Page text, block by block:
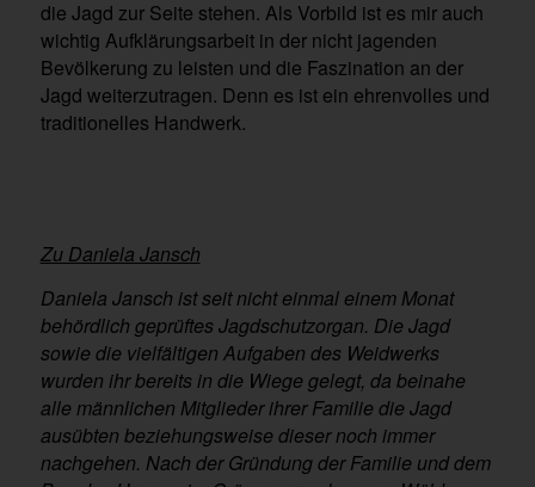
die Jagd zur Seite stehen. Als Vorbild ist es mir auch
wichtig Aufklärungsarbeit in der nicht jagenden
Bevölkerung zu leisten und die Faszination an der
Jagd weiterzutragen. Denn es ist ein ehrenvolles und
traditionelles Handwerk.
Zu Daniela Jansch
Daniela Jansch ist seit nicht einmal einem Monat
behördlich geprüftes Jagdschutzorgan. Die Jagd
sowie die vielfältigen Aufgaben des Weidwerks
wurden ihr bereits in die Wiege gelegt, da beinahe
alle männlichen Mitglieder ihrer Familie die Jagd
ausübten beziehungsweise dieser noch immer
nachgehen. Nach der Gründung der Familie und dem